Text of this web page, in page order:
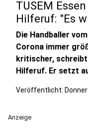
TUSEM
Hilferuf: "Es
Die Handballer
Corona immer
kritischer,
Hilferuf. Er setzt
Veröffentlicht:
Anzeige